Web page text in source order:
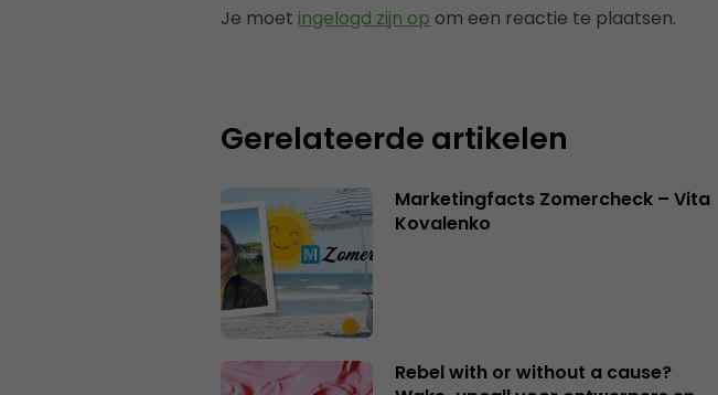
Je moet ingelogd zijn op om een reactie te plaatsen.
Gerelateerde artikelen
Marketingfacts Zomercheck – Vita
Kovalenko
Rebel with or without a cause?